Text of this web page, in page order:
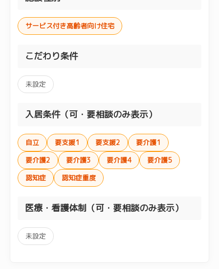
サービス付き高齢者向け住宅
こだわり条件
未設定
入居条件（可・要相談のみ表示）
自立 要支援1 要支援2
要介護1
要介護2
要介護3 要介護4
要介護5
認知症
認知症重度
医療・看護体制（可・要相談のみ表示）
未設定